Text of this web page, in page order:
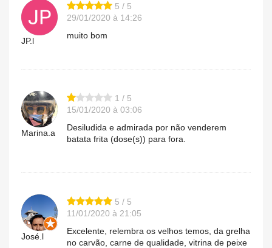
JP.l
5 / 5
29/01/2020 à 14:26
muito bom
Marina.a
1 / 5
15/01/2020 à 03:06
Desiludida e admirada por não venderem
batata frita (dose(s)) para fora.
José.l
5 / 5
11/01/2020 à 21:05
Excelente, relembra os velhos temos, da grelha
no carvão, carne de qualidade, vitrina de peixe